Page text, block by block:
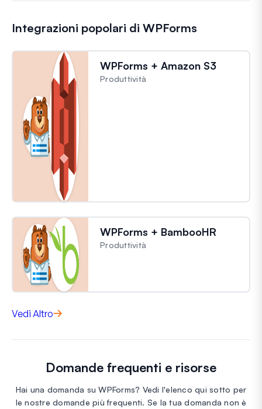
Integrazioni popolari di WPForms
WPForms + Amazon S3
Produttività
WPForms + BambooHR
Produttività
Vedi Altro
Domande frequenti e risorse
Hai una domanda su WPForms? Vedi l'elenco qui sotto per
le nostre domande più frequenti. Se la tua domanda non è